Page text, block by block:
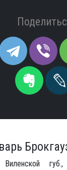
Виленской